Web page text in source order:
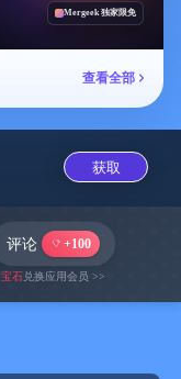
Mergeek 独家限免
查看全部
获取
评论 +100
宝石兑换应用会员 >>